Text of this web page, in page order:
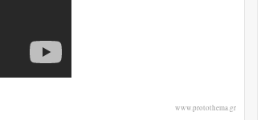
www.protothema.gr